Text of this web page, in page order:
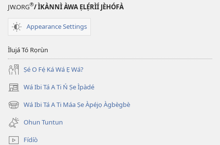
JW.ORG®/ ÌKÀNNÌ ÀWA ẸLẸ́RÌÍ JÈHÓFÀ
Appearance Settings
Ìlujá Tó Rọrùn
Ṣé O Fẹ́ Ká Wá Ẹ Wá?
Wá Ibi Tá A Ti Ń Ṣe Ìpàdé
(opens
new
window)
Wá Ibi Tá A Ti Máa Ṣe Àpéjọ Àgbègbè
(opens
new
window)
Ohun Tuntun
Fídíò